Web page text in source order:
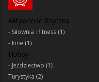
Aktywność fizyczna
Siłownia i fitness (1)
Inne (1)
Hobby
Jeździectwo (1)
Turystyka (2)